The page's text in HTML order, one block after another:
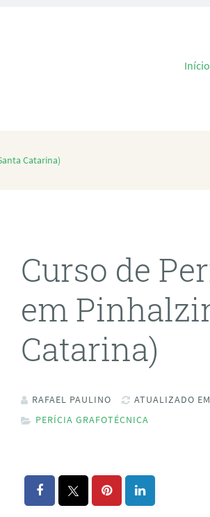
Pular
Início
Catarina)
Curso de
em
Catarina)
RAFAEL PAULINO
ATUALIZADO
PERÍCIA GRAFOTÉCNICA